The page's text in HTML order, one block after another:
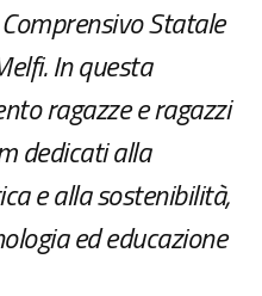
Statale
In questa
ragazze e ragazzi
dedicati alla
e alla sostenibilità,
ed educazione